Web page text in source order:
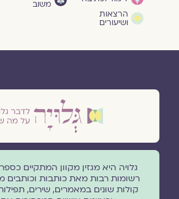
הרצאות
ושיעורים
משוב
גלויה היא מגזין מקוון המתקיים
רשומות רבות מאת כותבות וכותבים
קולות שונים במאמרים, שירים,